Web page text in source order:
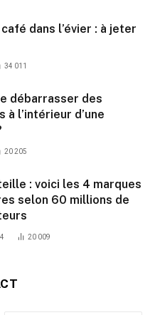
dans l’évier : à jeter
34 011
débarrasser des
à l’intérieur d’une
20 205
: voici les 4 marques
selon 60 millions de
20 009